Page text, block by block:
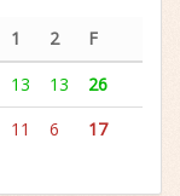
1 2
F
13 13
26
11 6 17